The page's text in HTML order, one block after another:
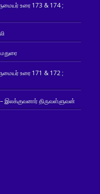
உரை 173 & 174 ;
உரை 171 & 172 ;
– இலக்குவனார் திருவள்ளுவன்